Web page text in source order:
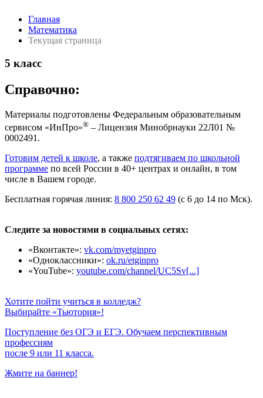
Главная
Математика
Текущая страница
5 класс
Справочно:
Материалы подготовлены Федеральным образовательным
сервисом «ИнПро»® – Лицензия Минобрнауки 22Л01 №
0002491.
Готовим детей к школе, а также подтягиваем по школьной
программе по всей России в 40+ центрах и онлайн, в том
числе в Вашем городе.
Бесплатная горячая линия: 8 800 250 62 49 (с 6 до 14 по Мск).
Следите за новостями в социальных сетях:
«Вконтакте»: vk.com/myetginpro
«Одноклассники»: ok.ru/etginpro
«YouTube»: youtube.com/channel/UC5Sv[...]
Хотите пойти учиться в колледж?
Выбирайте «Тьютория»!
Поступление без ОГЭ и ЕГЭ. Обучаем перспективным
профессиям
после 9 или 11 класса.
Жмите на баннер!